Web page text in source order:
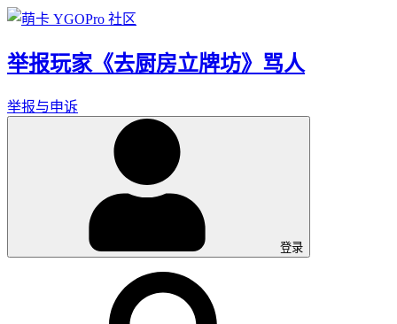
举报玩家《去厨房立牌坊》骂人
举报与申诉
登录